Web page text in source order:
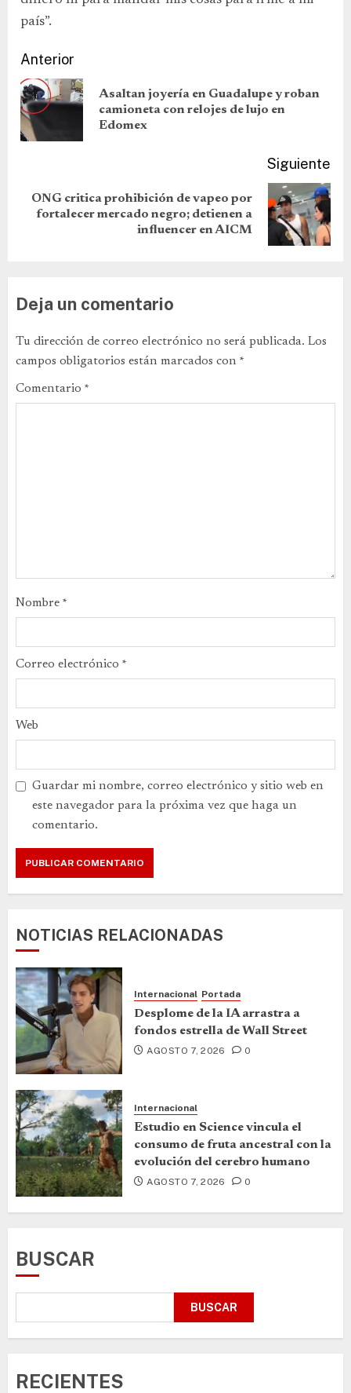
país”.
Anterior
Asaltan joyería en Guadalupe y roban
camioneta con relojes de lujo en
Edomex
Siguiente
ONG critica prohibición de vapeo por
fortalecer mercado negro; detienen a
influencer en AICM
Deja un comentario
Tu dirección de correo electrónico no será publicada. Los
campos obligatorios están marcados con *
Comentario *
Nombre *
Correo electrónico *
Web
Guardar mi nombre, correo electrónico y sitio web en
este navegador para la próxima vez que haga un
comentario.
NOTICIAS RELACIONADAS
Internacional Portada
Desplome de la IA arrastra a
fondos estrella de Wall Street
AGOSTO 7, 2026 0
Internacional
Estudio en Science vincula el
consumo de fruta ancestral con la
evolución del cerebro humano
AGOSTO 7, 2026 0
BUSCAR
BUSCAR
RECIENTES